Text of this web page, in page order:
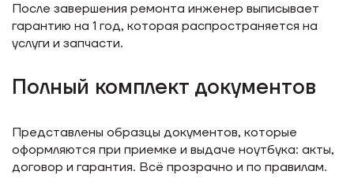
После завершения ремонта инженер выписывает
гарантию на 1 год, которая распространяется на
услуги и запчасти.
Полный комплект документов
Представлены образцы документов, которые
оформляются при приемке и выдаче ноутбука: акты,
договор и гарантия. Всё прозрачно и по правилам.